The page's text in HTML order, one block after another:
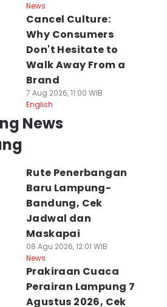
News
Cancel Culture:
Why Consumers
Don't Hesitate to
Walk Away From a
Brand
7 Aug 2026, 11:00 WIB
English
News
Rute Penerbangan
Baru Lampung-
Bandung, Cek
Jadwal dan
Maskapai
08 Agu 2026, 12:01 WIB
News
Prakiraan Cuaca
Perairan Lampung 7
Agustus 2026, Cek